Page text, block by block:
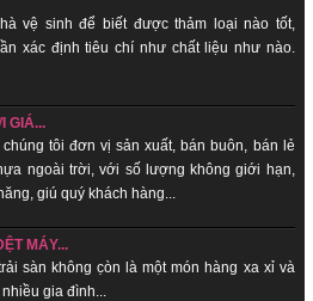
vệ sinh để biết được thảm loại nào tốt,
xác định tiêu chí như chất liệu như nào.
GIÁ...
chúng tôi đơn vị sản xuất, bán buôn, bán lẻ
ngoài trời, với số lượng không giới hạn,
giú quý khách hàng...
MÁY...
sàn không c̣òn là một món hàng xa xỉ và
gia đình...